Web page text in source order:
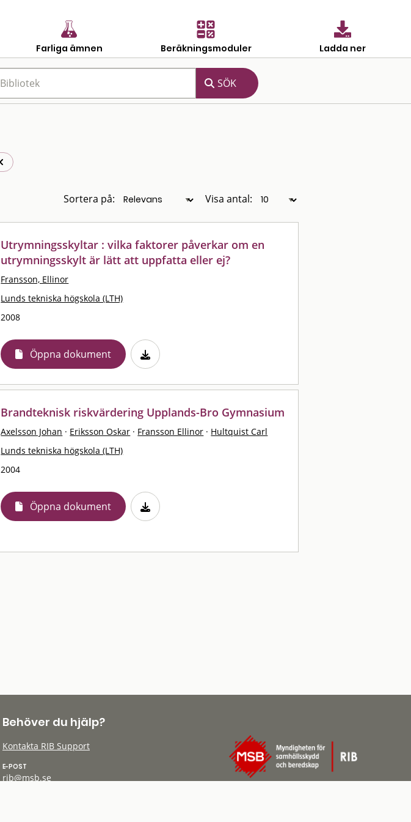
Farliga ämnen Beräkningsmoduler Ladda ner
Sortera på: Visa antal:
Utrymningsskyltar : vilka faktorer påverkar om en
utrymningsskylt är lätt att uppfatta eller ej?
Fransson, Ellinor
Lunds tekniska högskola (LTH)
2008
Öppna dokument
Brandteknisk riskvärdering Upplands-Bro Gymnasium
Axelsson Johan · Eriksson Oskar · Fransson Ellinor · Hultquist Carl
Lunds tekniska högskola (LTH)
2004
Öppna dokument
Behöver du hjälp?
Kontakta RIB Support
E-POST
rib@msb.se